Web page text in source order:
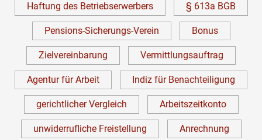
Haftung des Betriebserwerbers § 613a BGB
Pensions-Sicherungs-Verein Bonus
Zielvereinbarung Vermittlungsauftrag
Agentur für Arbeit Indiz für Benachteiligung
gerichtlicher Vergleich Arbeitszeitkonto
unwiderrufliche Freistellung Anrechnung